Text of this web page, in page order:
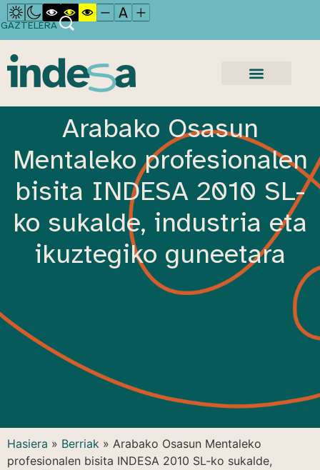
GAZTELERA
Arabako Osasun
Mentaleko profesionalen
bisita INDESA 2010 SL-
ko sukalde, industria eta
ikuztegiko guneetara
Hasiera » Berriak » Arabako Osasun Mentaleko
profesionalen bisita INDESA 2010 SL-ko sukalde,